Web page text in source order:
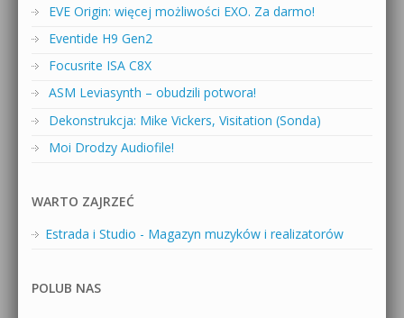
EVE Origin: więcej możliwości EXO. Za darmo!
Eventide H9 Gen2
Focusrite ISA C8X
ASM Leviasynth – obudzili potwora!
Dekonstrukcja: Mike Vickers, Visitation (Sonda)
Moi Drodzy Audiofile!
WARTO ZAJRZEĆ
Estrada i Studio - Magazyn muzyków i realizatorów
POLUB NAS